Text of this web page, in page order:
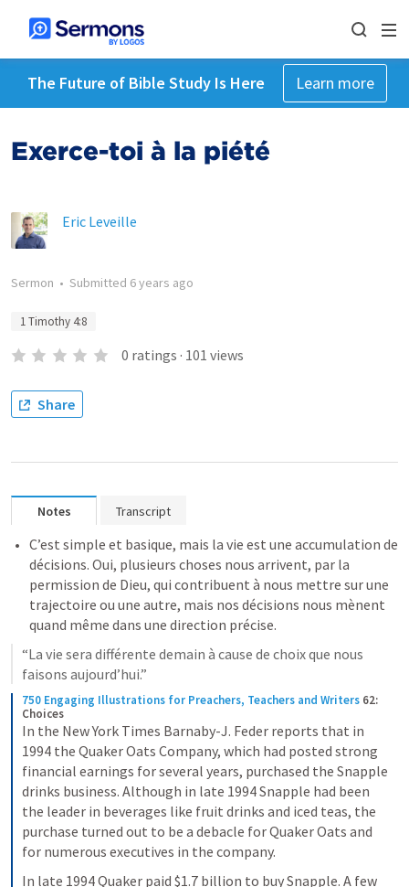
The Future of Bible Study Is Here Learn more
Exerce-toi à la piété
Eric Leveille
Sermon • Submitted 6 years ago
1 Timothy 4:8
0 ratings · 101 views
Share
Notes Transcript
C’est simple et basique, mais la vie est une accumulation de
décisions. Oui, plusieurs choses nous arrivent, par la
permission de Dieu, qui contribuent à nous mettre sur une
trajectoire ou une autre, mais nos décisions nous mènent
quand même dans une direction précise.
“La vie sera différente demain à cause de choix que nous
faisons aujourd’hui.”
750 Engaging Illustrations for Preachers, Teachers and Writers 62:
Choices
In the New York Times Barnaby-J. Feder reports that in
1994 the Quaker Oats Company, which had posted strong
financial earnings for several years, purchased the Snapple
drinks business. Although in late 1994 Snapple had been
the leader in beverages like fruit drinks and iced teas, the
purchase turned out to be a debacle for Quaker Oats and
for numerous executives in the company.
In late 1994 Quaker paid $1.7 billion to buy Snapple. A few